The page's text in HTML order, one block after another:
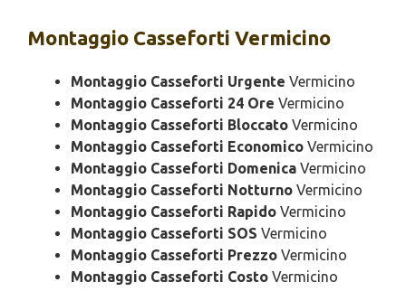
Montaggio Casseforti Vermicino
Montaggio Casseforti Urgente Vermicino
Montaggio Casseforti 24 Ore Vermicino
Montaggio Casseforti Bloccato Vermicino
Montaggio Casseforti Economico Vermicino
Montaggio Casseforti Domenica Vermicino
Montaggio Casseforti Notturno Vermicino
Montaggio Casseforti Rapido Vermicino
Montaggio Casseforti SOS Vermicino
Montaggio Casseforti Prezzo Vermicino
Montaggio Casseforti Costo Vermicino